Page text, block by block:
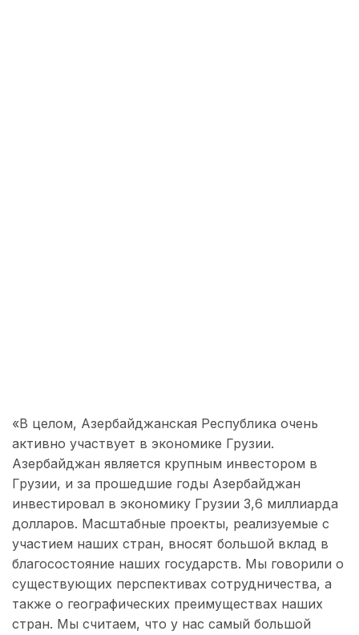
«В целом, Азербайджанская Республика очень
активно участвует в экономике Грузии.
Азербайджан является крупным инвестором в
Грузии, и за прошедшие годы Азербайджан
инвестировал в экономику Грузии 3,6 миллиарда
долларов. Масштабные проекты, реализуемые с
участием наших стран, вносят большой вклад в
благосостояние наших государств. Мы говорили о
существующих перспективах сотрудничества, а
также о географических преимуществах наших
стран. Мы считаем, что у нас самый большой